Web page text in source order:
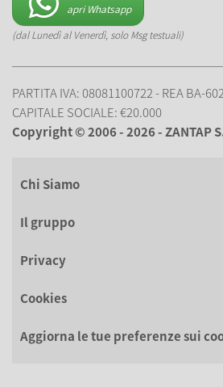
apri Whatsapp
(dal Lunedì al Venerdì, solo Msg testuali)
PARTITA IVA: 08081100722 - REA BA-
CAPITALE SOCIALE: €20.000
Copyright © 2006 - 2026 - ZANTAP
Chi Siamo
Il gruppo
Privacy
Cookies
Aggiorna le tue preferenze sui